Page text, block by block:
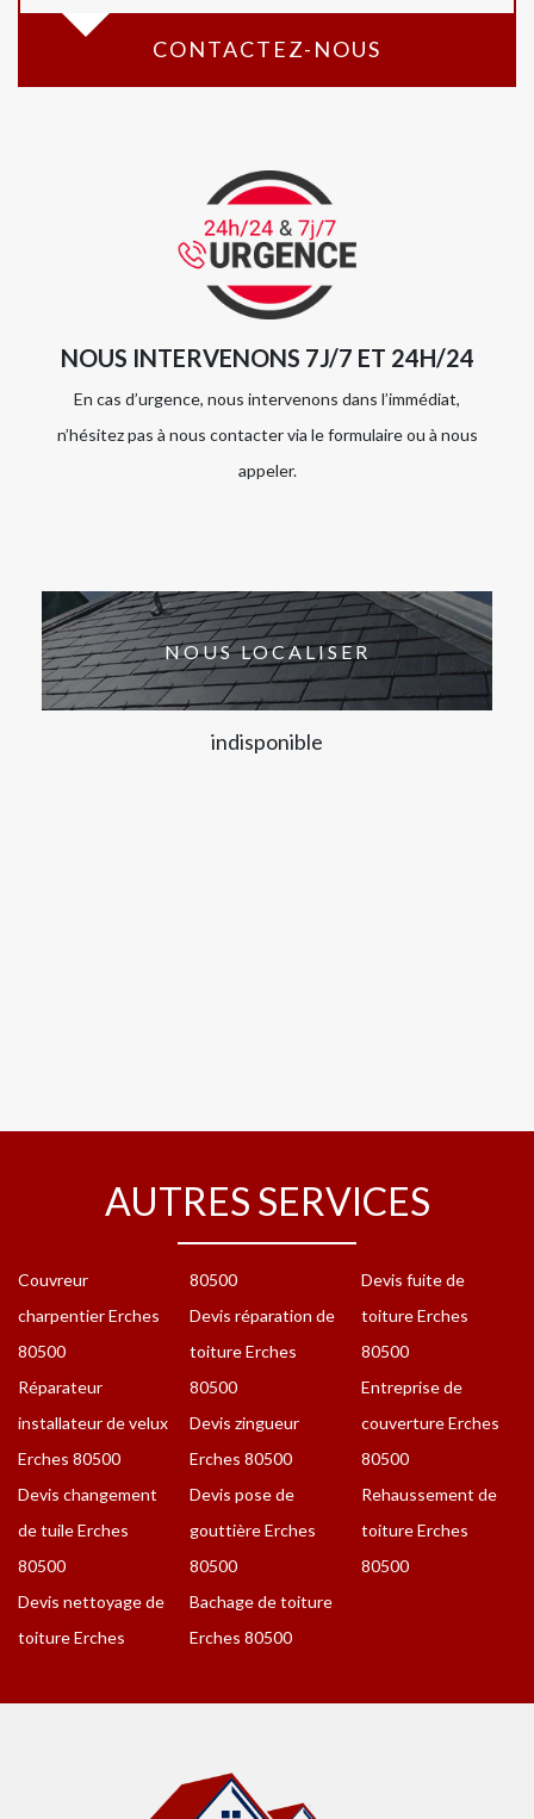
CONTACTEZ-NOUS
NOUS INTERVENONS 7J/7 ET 24H/24
En cas d’urgence, nous intervenons dans l’immédiat,
n’hésitez pas à nous contacter via le formulaire ou à nous
appeler.
NOUS LOCALISER
indisponible
AUTRES SERVICES
Couvreur
charpentier Erches
80500
Réparateur
installateur de velux
Erches 80500
Devis changement
de tuile Erches
80500
Devis nettoyage de
toiture Erches
80500
Devis réparation de
toiture Erches
80500
Devis zingueur
Erches 80500
Devis pose de
gouttière Erches
80500
Bachage de toiture
Erches 80500
Devis fuite de
toiture Erches
80500
Entreprise de
couverture Erches
80500
Rehaussement de
toiture Erches
80500